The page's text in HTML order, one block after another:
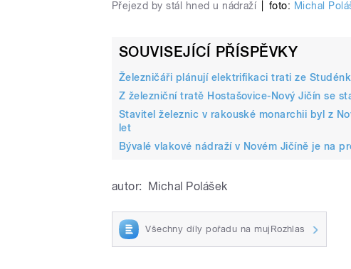
Přejezd by stál hned u nádraží foto: Michal
SOUVISEJÍCÍ PŘÍSPĚVKY
Železničáři plánují elektrifikaci trati ze
Z železniční tratě Hostašovice-Nový Jičín se
Stavitel železnic v rakouské monarchii byl z
let
Bývalé vlakové nádraží v Novém Jičíně je na
autor: Michal Polášek
Všechny díly pořadu na mujRozhlas